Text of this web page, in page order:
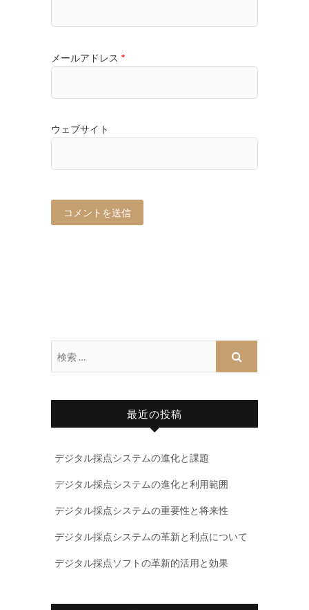
メールアドレス *
ウェブサイト
最近の投稿
デジタル採点システムの進化と課題
デジタル採点システムの進化と利用範囲
デジタル採点システムの重要性と将来性
デジタル採点システムの革新と利点について
デジタル採点ソフトの革新的活用と効果